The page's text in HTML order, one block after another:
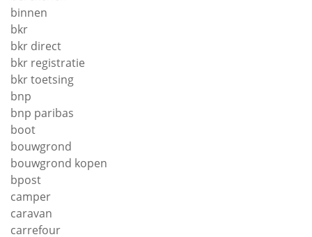
binnen
bkr
bkr direct
bkr registratie
bkr toetsing
bnp
bnp paribas
boot
bouwgrond
bouwgrond kopen
bpost
camper
caravan
carrefour